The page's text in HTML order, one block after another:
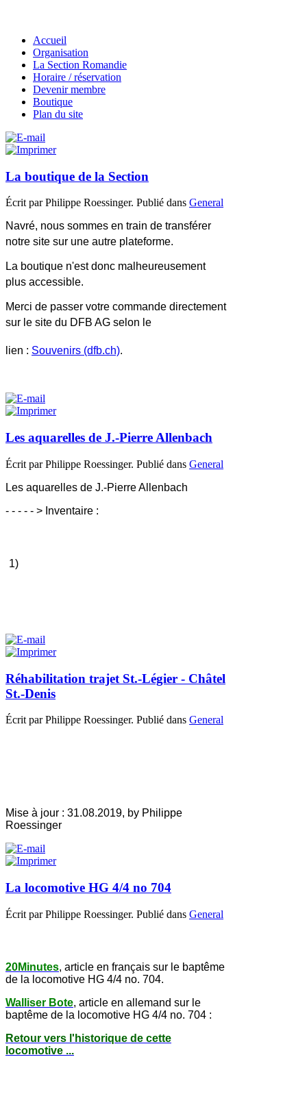
Accueil
Organisation
La Section Romandie
Horaire / réservation
Devenir membre
Boutique
Plan du site
La boutique de la Section
Écrit par Philippe Roessinger. Publié dans General
Navré, nous sommes en train de transférer
notre site sur une autre plateforme.
La boutique n'est donc malheureusement
plus accessible.
Merci de passer votre commande directement
sur le site du DFB AG selon le
lien : Souvenirs (dfb.ch).
Les aquarelles de J.-Pierre Allenbach
Écrit par Philippe Roessinger. Publié dans General
Les aquarelles de J.-Pierre Allenbach
- - - - - > Inventaire :
1)
Réhabilitation trajet St.-Légier - Châtel
St.-Denis
Écrit par Philippe Roessinger. Publié dans General
Mise à jour : 31.08.2019, by Philippe
Roessinger
La locomotive HG 4/4 no 704
Écrit par Philippe Roessinger. Publié dans General
20Minutes, article en français sur le baptême
de la locomotive HG 4/4 no. 704.
Walliser Bote, article en allemand sur le
baptême de la locomotive HG 4/4 no. 704 :
Retour vers l'historique de cette
locomotive ...